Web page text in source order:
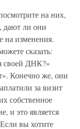
на них,
дают ли они
на изменения.
сказать:
своей ДНК?»
Конечно же, они
за визит
собственное
и это является
вы хотите